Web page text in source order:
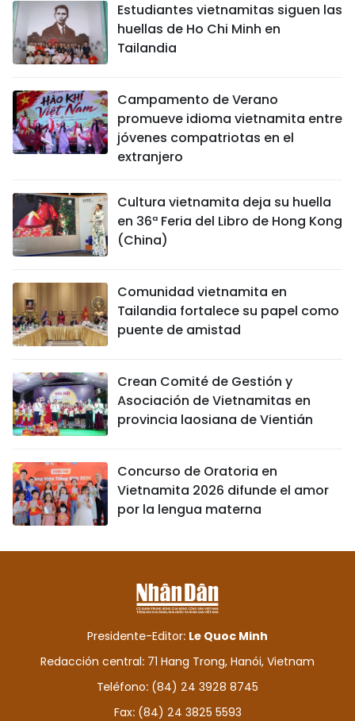
Estudiantes vietnamitas siguen las
huellas de Ho Chi Minh en
Tailandia
Campamento de Verano
promueve idioma vietnamita entre
jóvenes compatriotas en el
extranjero
Cultura vietnamita deja su huella
en 36ª Feria del Libro de Hong Kong
(China)
Comunidad vietnamita en
Tailandia fortalece su papel como
puente de amistad
Crean Comité de Gestión y
Asociación de Vietnamitas en
provincia laosiana de Vientián
Concurso de Oratoria en
Vietnamita 2026 difunde el amor
por la lengua materna
Presidente-Editor: Le Quoc Minh
Redacción central: 71 Hang Trong, Hanói, Vietnam
Teléfono: (84) 24 3928 8745
Fax: (84) 24 3825 5593